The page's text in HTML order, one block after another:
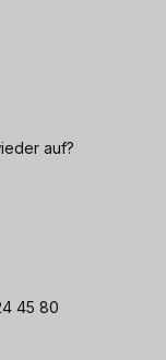
auf?
45 80